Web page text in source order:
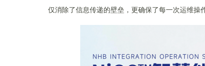
仅消除了信息传递的壁垒，更确保了每一次运维操